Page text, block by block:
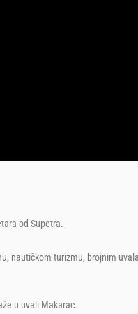
od Supetra.
nautičkom turizmu, brojnim
u uvali Makarac.